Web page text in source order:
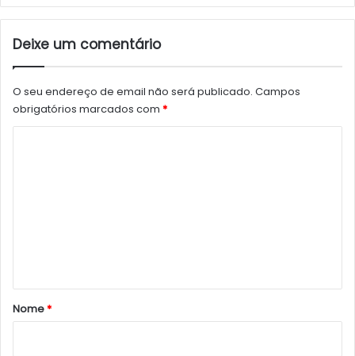
Deixe um comentário
O seu endereço de email não será publicado. Campos
obrigatórios marcados com *
r
Nome*